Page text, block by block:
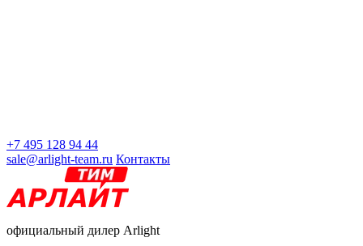
+7 495 128 94 44
sale@arlight-team.ru Контакты
официальный дилер Arlight